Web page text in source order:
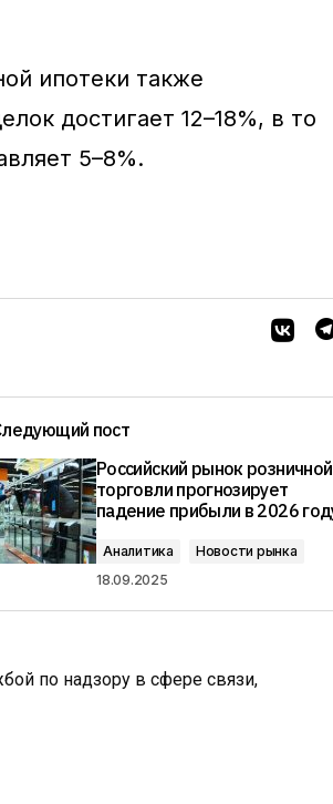
ипотеки также
достигает 12–18%, в то
5–8%.
пост
Российский рынок розничной
торговли прогнозирует
падение прибыли в 2026
Аналитика
Новости рынка
18.09.2025
по надзору в сфере связи,